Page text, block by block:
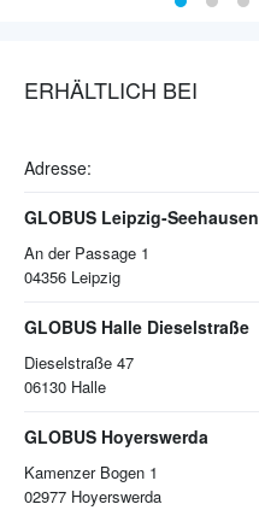
ERHÄLTLICH BEI
Adresse:
GLOBUS Leipzig-Seehausen
An der Passage 1
04356 Leipzig
GLOBUS Halle Dieselstraße
Dieselstraße 47
06130 Halle
GLOBUS Hoyerswerda
Kamenzer Bogen 1
02977 Hoyerswerda